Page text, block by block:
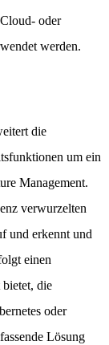
oder
werden.
die
um ein
Management.
verwurzelten
und erkennt und
einen
die
oder
Lösung